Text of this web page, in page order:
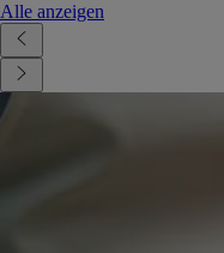
Alle anzeigen